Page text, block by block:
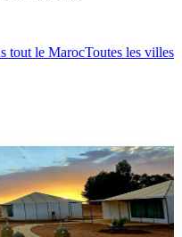
tout le MarocToutes les villes
quel choisir en 2026 ?
choisir ? Comparaison